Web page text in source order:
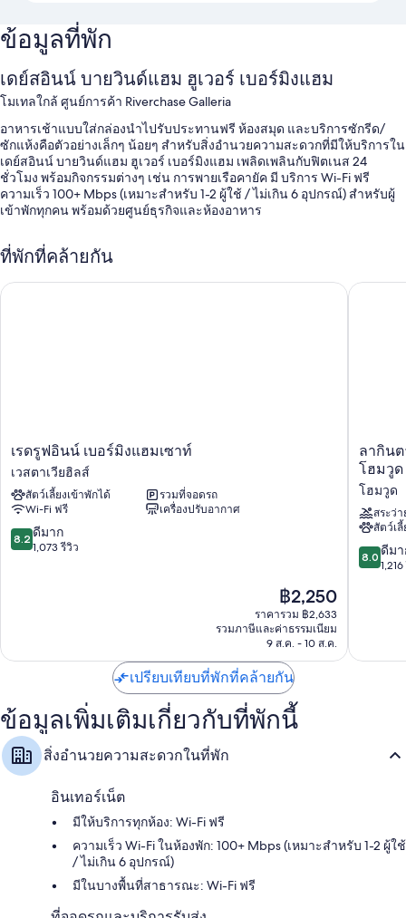
ข้อมูลที่พัก
เดย์สอินน์ บายวินด์แฮม ฮูเวอร์ เบอร์มิงแฮม
โมเทลใกล้ ศูนย์การค้า Riverchase Galleria
อาหารเช้าแบบใส่กล่องนำไปรับประทานฟรี ห้องสมุด และบริการซักรีด/
ซักแห้งคือตัวอย่างเล็กๆ น้อยๆ สำหรับสิ่งอำนวยความสะดวกที่มีให้บริการใน
เดย์สอินน์ บายวินด์แฮม ฮูเวอร์ เบอร์มิงแฮม เพลิดเพลินกับฟิตเนส 24
ชั่วโมง พร้อมกิจกรรมต่างๆ เช่น การพายเรือคายัค มี บริการ Wi-Fi ฟรี
ความเร็ว 100+ Mbps (เหมาะสำหรับ 1-2 ผู้ใช้ / ไม่เกิน 6 อุปกรณ์) สำหรับผู้
เข้าพักทุกคน พร้อมด้วยศูนย์ธุรกิจและห้องอาหาร
ที่จอดรถฟรี
ต่างประทับใจห้องพักที่สะอาดของที่พัก
สิ่งอำนวยความสะดวกเพิ่มเติมได้แก่
ห้องน้ำพร้อมอ่างอาบน้ำแบบแช่ตัวและไดร์เป่าผม
ทีวีจอแบน 32 นิ้ว พร้อม ช่องเคเบิล
ตู้เย็น, ไมโครเวฟ และเปล/เตียงเด็กอ่อนฟรี
ที่พักที่คล้ายกัน
เร
ดรูฟ
อินน์
เบอร์
มิง
แฮม
เซา
เรดรูฟอินน์ เบอร์มิงแฮมเซาท์
เวสตาเวียฮิลส์
สัตว์เลี้ยงเข้าพักได้
รวมที่จอดรถ
Wi-Fi ฟรี
เครื่องปรับอากาศ
8.2
จาก
8.2 ดีมาก
1,073 รีวิว
ราคา
ปัจจุบัน
คือ
฿2,250
฿2,250
ราคารวม ฿2,633
รวมภาษีและค่าธรรมเนียม
9 ส.ค. - 10 ส.ค.
เรดรูฟอินน์ เบอร์มิงแฮมเซาท์
ลา
กิน
ตา
อินน์
แอนด์
สวี
ทส์
บาย
แฮม
ลากิน
โฮมวูด
โฮมวูด
สระว่
สัตว์เ
8.0
จาก
8.0 ดีม
ลากินตา
เปรียบเทียบที่พักที่คล้ายกัน
ข้อมูลเพิ่มเติมเกี่ยวกับที่พักนี้
สิ่งอำนวยความสะดวกในที่พัก
อินเทอร์เน็ต
มีให้บริการทุกห้อง: Wi-Fi ฟรี
ความเร็ว Wi-Fi ในห้องพัก: 100+ Mbps (เหมาะสำหรับ 1-2 ผู้ใช้
/ ไม่เกิน 6 อุปกรณ์)
มีในบางพื้นที่สาธารณะ: Wi-Fi ฟรี